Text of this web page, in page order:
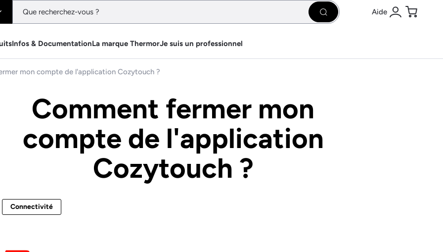
Rechercher Aide
Se connecter
Panier
Infos & DocumentationLa marque ThermorJe suis un professionnel
mon compte de l'application Cozytouch ?
Comment fermer mon
compte de l'application
Cozytouch ?
Connectivité